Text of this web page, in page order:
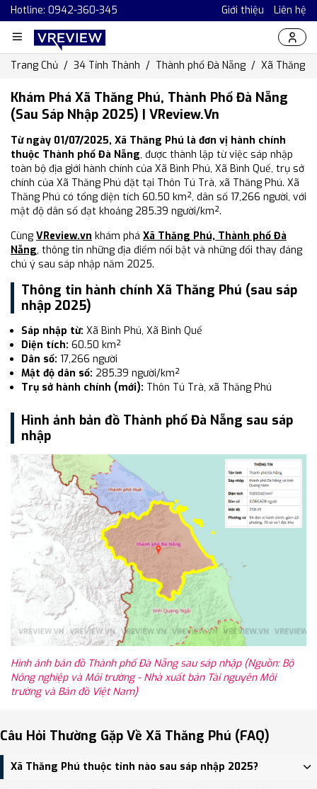
Hotline: 0942-360-345 Giới thiệu Liên hệ
Trang Chủ 34 Tỉnh Thành Thành phố Đà Nẵng Xã Thăng
Khám Phá Xã Thăng Phú, Thành Phố Đà Nẵng
(Sau Sáp Nhập 2025) | VReview.vn
Từ ngày 01/07/2025, Xã Thăng Phú là đơn vị hành chính
thuộc Thành phố Đà Nẵng, được thành lập từ việc sáp nhập
toàn bộ địa giới hành chính của Xã Bình Phú, Xã Bình Quế, trụ sở
chính của Xã Thăng Phú đặt tại Thôn Tú Trà, xã Thăng Phú. Xã
Thăng Phú có tổng diện tích 60.50 km², dân số 17,266 người, với
mật độ dân số đạt khoảng 285.39 người/km².
Cùng VReview.vn khám phá Xã Thăng Phú, Thành phố Đà
Nẵng, thông tin những địa điểm nổi bật và những đổi thay đáng
chú ý sau sáp nhập năm 2025.
Thông tin hành chính Xã Thăng Phú (sau sáp
nhập 2025)
Sáp nhập từ: Xã Bình Phú, Xã Bình Quế
Diện tích: 60.50 km²
Dân số: 17,266 người
Mật độ dân số: 285.39 người/km²
Trụ sở hành chính (mới): Thôn Tú Trà, xã Thăng Phú
Hình ảnh bản đồ Thành phố Đà Nẵng sau sáp
nhập
Hình ảnh bản đồ Thành phố Đà Nẵng sau sáp nhập (Nguồn: Bộ
Nông nghiệp và Môi trường - Nhà xuất bản Tài nguyên Môi
trường và Bản đồ Việt Nam)
Câu Hỏi Thường Gặp Về Xã Thăng Phú (FAQ)
Xã Thăng Phú thuộc tỉnh nào sau sáp nhập 2025?